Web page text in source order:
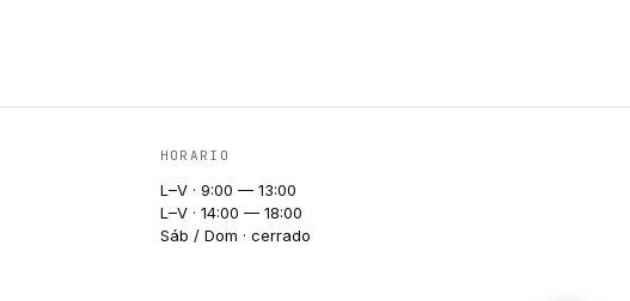
HORARIO
L–V · 9:00 — 13:00
L–V · 14:00 — 18:00
Sáb / Dom · cerrado